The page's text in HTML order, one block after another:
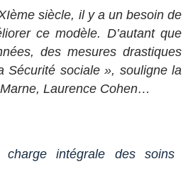
siècle, il y a un besoin de
ce modèle. D’autant que
des mesures drastiques
Sécurité sociale », souligne la
Laurence Cohen…
intégrale des soins